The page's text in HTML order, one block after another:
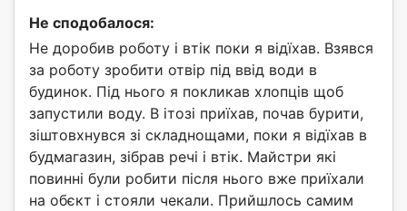
Не сподобалося:
Не доробив роботу і втік поки я відїхав. Взявся
за роботу зробити отвір під ввід води в
будинок. Під нього я покликав хлопців щоб
запустили воду. В ітозі приїхав, почав бурити,
зіштовхнувся зі складнощами, поки я відїхав в
будмагазин, зібрав речі і втік. Майстри які
повинні були робити після нього вже приїхали
на обєкт і стояли чекали. Прийшлось самим